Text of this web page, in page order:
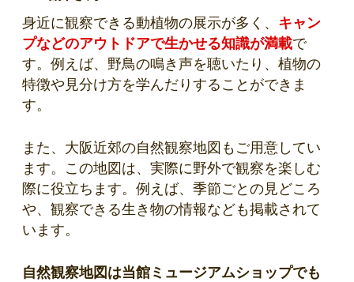
身近に観察できる動植物の展示が多く、 キャン
プなどのアウトドアで生かせる知識が満載で
す。例えば、野鳥の鳴き声を聴いたり、植物の
特徴や見分け方を学んだりすることができま
す。
また、大阪近郊の自然観察地図もご用意してい
ます。この地図は、実際に野外で観察を楽しむ
際に役立ちます。例えば、季節ごとの見どころ
や、観察できる生き物の情報なども掲載されて
います。
自然観察地図は当館ミュージアムショップでも